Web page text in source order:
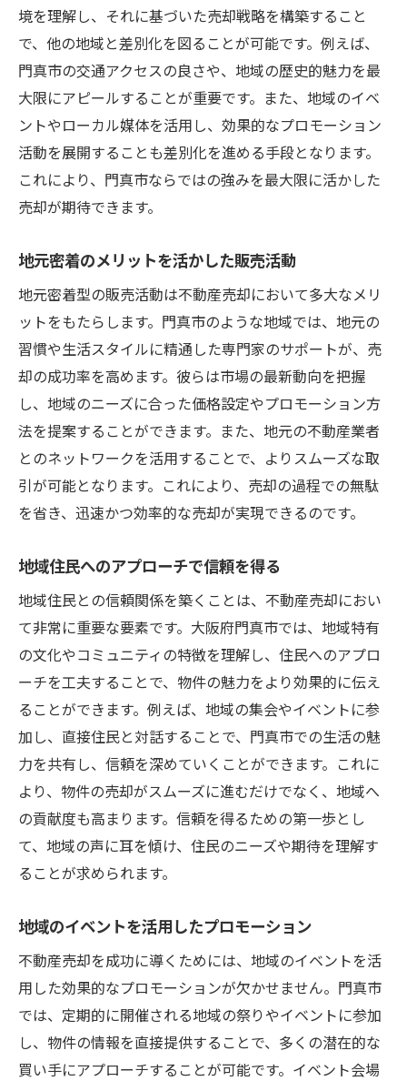
境を理解し、それに基づいた売却戦略を構築すること
で、他の地域と差別化を図ることが可能です。例えば、
門真市の交通アクセスの良さや、地域の歴史的魅力を最
大限にアピールすることが重要です。また、地域のイベ
ントやローカル媒体を活用し、効果的なプロモーション
活動を展開することも差別化を進める手段となります。
これにより、門真市ならではの強みを最大限に活かした
売却が期待できます。
地元密着のメリットを活かした販売活動
地元密着型の販売活動は不動産売却において多大なメリ
ットをもたらします。門真市のような地域では、地元の
習慣や生活スタイルに精通した専門家のサポートが、売
却の成功率を高めます。彼らは市場の最新動向を把握
し、地域のニーズに合った価格設定やプロモーション方
法を提案することができます。また、地元の不動産業者
とのネットワークを活用することで、よりスムーズな取
引が可能となります。これにより、売却の過程での無駄
を省き、迅速かつ効率的な売却が実現できるのです。
地域住民へのアプローチで信頼を得る
地域住民との信頼関係を築くことは、不動産売却におい
て非常に重要な要素です。大阪府門真市では、地域特有
の文化やコミュニティの特徴を理解し、住民へのアプロ
ーチを工夫することで、物件の魅力をより効果的に伝え
ることができます。例えば、地域の集会やイベントに参
加し、直接住民と対話することで、門真市での生活の魅
力を共有し、信頼を深めていくことができます。これに
より、物件の売却がスムーズに進むだけでなく、地域へ
の貢献度も高まります。信頼を得るための第一歩とし
て、地域の声に耳を傾け、住民のニーズや期待を理解す
ることが求められます。
地域のイベントを活用したプロモーション
不動産売却を成功に導くためには、地域のイベントを活
用した効果的なプロモーションが欠かせません。門真市
では、定期的に開催される地域の祭りやイベントに参加
し、物件の情報を直接提供することで、多くの潜在的な
買い手にアプローチすることが可能です。イベント会場